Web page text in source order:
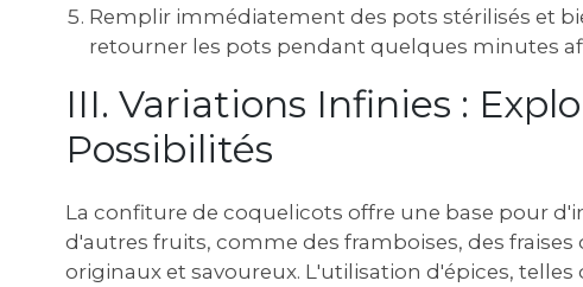
Remplir immédiatement des pots stérilisés et
retourner les pots pendant quelques minutes
III. Variations Infinies :
Possibilités
La confiture de coquelicots offre une base pour
d'autres fruits‚ comme des framboises‚ des
originaux et savoureux. L'utilisation d'épices‚